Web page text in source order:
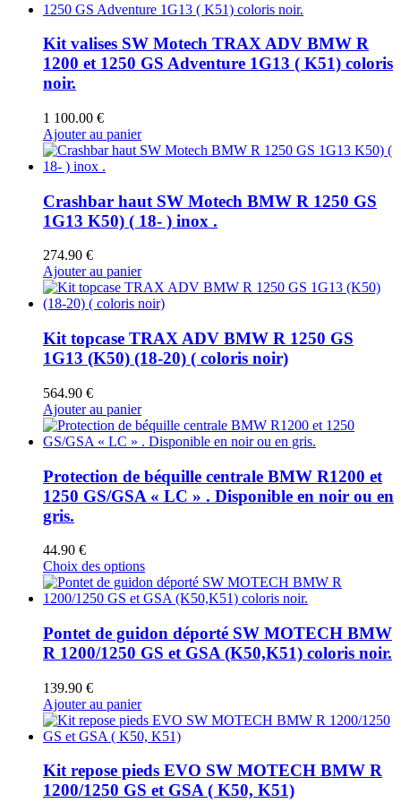
Kit valises SW Motech TRAX ADV BMW R
1200 et 1250 GS Adventure 1G13 ( K51) coloris
noir.
1 100.00 €
Ajouter au panier
Crashbar haut SW Motech BMW R 1250 GS
1G13 K50) ( 18- ) inox .
274.90 €
Ajouter au panier
Kit topcase TRAX ADV BMW R 1250 GS
1G13 (K50) (18-20) ( coloris noir)
564.90 €
Ajouter au panier
Protection de béquille centrale BMW R1200 et
1250 GS/GSA « LC » . Disponible en noir ou en
gris.
44.90 €
Choix des optionsCe
produit
a
variations.
Les
options
sur
la
du
produit
Pontet de guidon déporté SW MOTECH BMW
R 1200/1250 GS et GSA (K50,K51) coloris noir.
139.90 €
Ajouter au panier
Kit repose pieds EVO SW MOTECH BMW R
1200/1250 GS et GSA ( K50, K51)